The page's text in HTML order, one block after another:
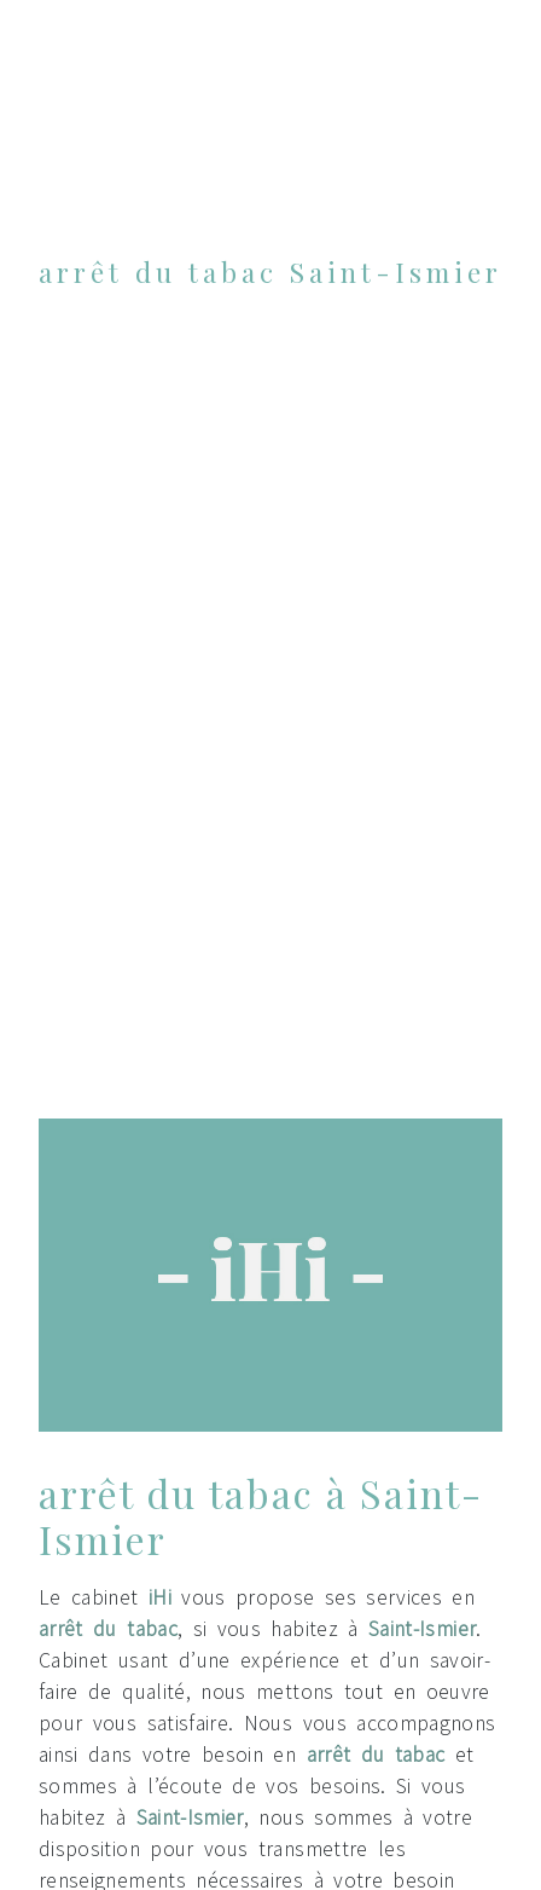
arrêt du tabac Saint-Ismier
arrêt du tabac à Saint-
Ismier
Le cabinet iHivous propose ses services en
arrêt du tabac, si vous habitez à Saint-Ismier.
Cabinet usant d’une expérience et d’un savoir-
faire de qualité, nous mettons tout en oeuvre
pour vous satisfaire. Nous vous accompagnons
ainsi dans votre besoin en arrêt du tabacet
sommes à l’écoute de vos besoins. Si vous
habitez à Saint-Ismier, nous sommes à votre
disposition pour vous transmettre les
renseignements nécessaires à votre besoin